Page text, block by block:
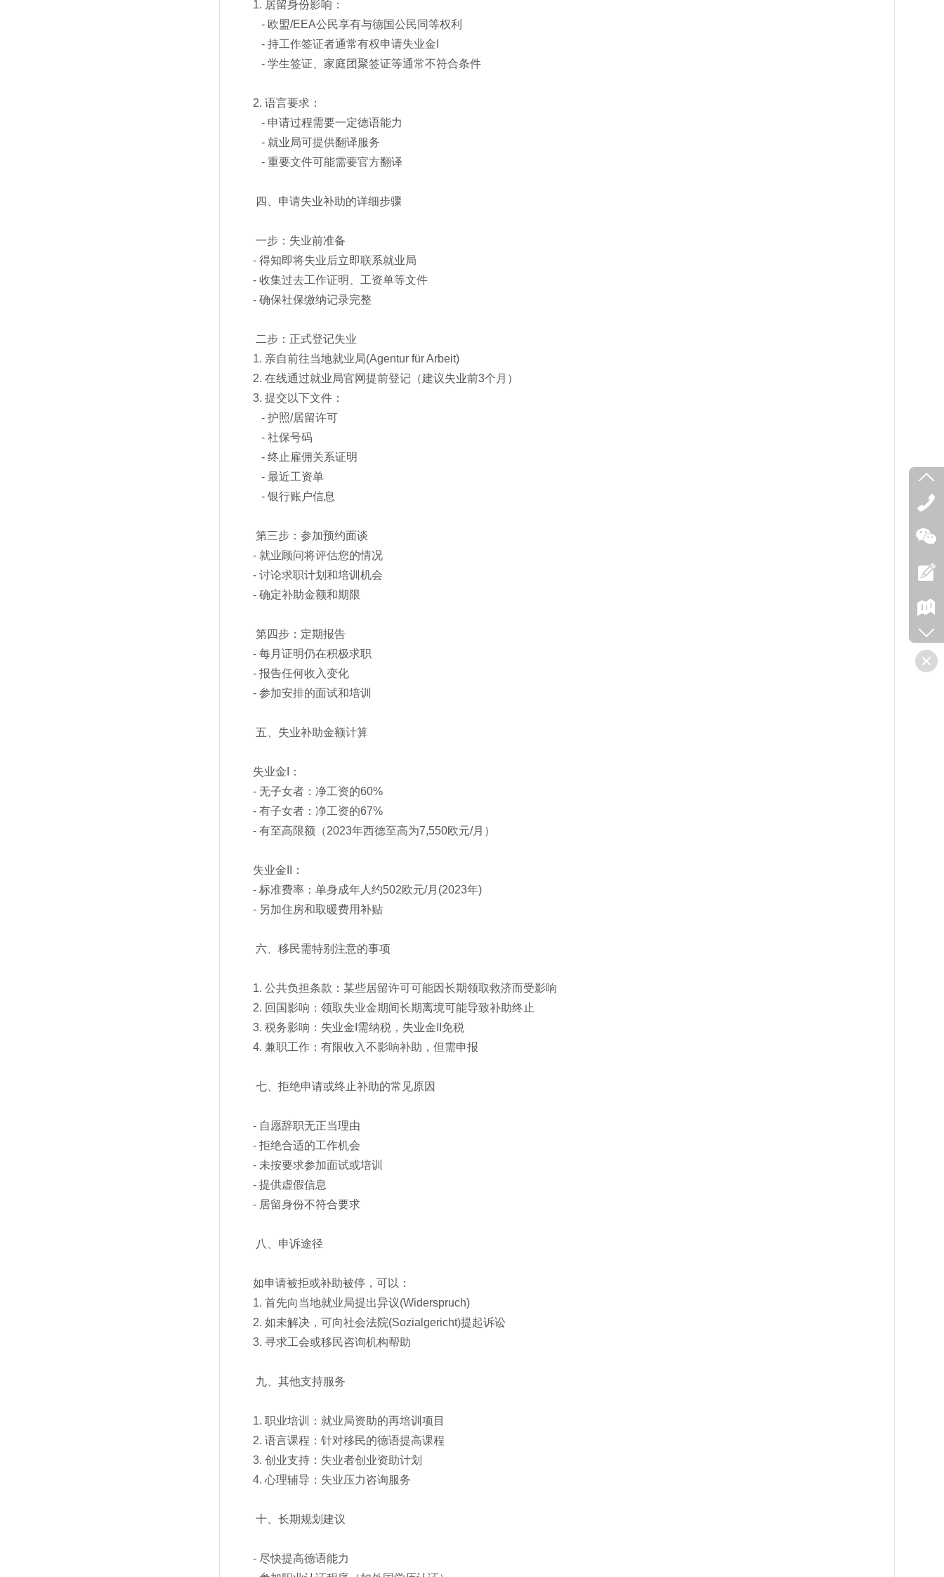
1. 居留身份影响：
- 欧盟/EEA公民享有与德国公民同等权利
- 持工作签证者通常有权申请失业金I
- 学生签证、家庭团聚签证等通常不符合条件
2. 语言要求：
- 申请过程需要一定德语能力
- 就业局可提供翻译服务
- 重要文件可能需要官方翻译
四、申请失业补助的详细步骤
一步：失业前准备
- 得知即将失业后立即联系就业局
- 收集过去工作证明、工资单等文件
- 确保社保缴纳记录完整
二步：正式登记失业
1. 亲自前往当地就业局(Agentur für Arbeit)
2. 在线通过就业局官网提前登记（建议失业前3个月）
3. 提交以下文件：
- 护照/居留许可
- 社保号码
- 终止雇佣关系证明
- 最近工资单
- 银行账户信息
第三步：参加预约面谈
- 就业顾问将评估您的情况
- 讨论求职计划和培训机会
- 确定补助金额和期限
第四步：定期报告
- 每月证明仍在积极求职
- 报告任何收入变化
- 参加安排的面试和培训
五、失业补助金额计算
失业金I：
- 无子女者：净工资的60%
- 有子女者：净工资的67%
- 有至高限额（2023年西德至高为7,550欧元/月）
失业金II：
- 标准费率：单身成年人约502欧元/月(2023年)
- 另加住房和取暖费用补贴
六、移民需特别注意的事项
1. 公共负担条款：某些居留许可可能因长期领取救济而受影响
2. 回国影响：领取失业金期间长期离境可能导致补助终止
3. 税务影响：失业金I需纳税，失业金II免税
4. 兼职工作：有限收入不影响补助，但需申报
七、拒绝申请或终止补助的常见原因
- 自愿辞职无正当理由
- 拒绝合适的工作机会
- 未按要求参加面试或培训
- 提供虚假信息
- 居留身份不符合要求
八、申诉途径
如申请被拒或补助被停，可以：
1. 首先向当地就业局提出异议(Widerspruch)
2. 如未解决，可向社会法院(Sozialgericht)提起诉讼
3. 寻求工会或移民咨询机构帮助
九、其他支持服务
1. 职业培训：就业局资助的再培训项目
2. 语言课程：针对移民的德语提高课程
3. 创业支持：失业者创业资助计划
4. 心理辅导：失业压力咨询服务
十、长期规划建议
- 尽快提高德语能力